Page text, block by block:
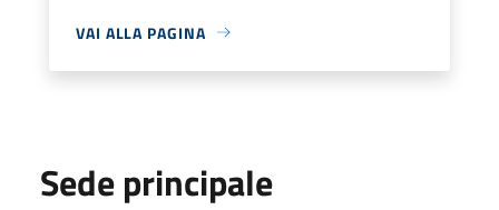
VAI ALLA PAGINA
Sede principale